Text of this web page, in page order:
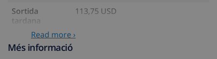
Sortida
tardana
113,75 USD
Neteja extra
Basat en el consum d’energia
Read more ›
Més informació